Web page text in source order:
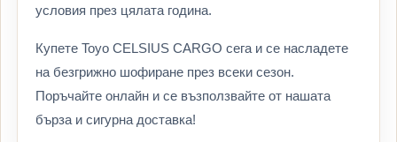
условия през цялата година.
Купете Toyo CELSIUS CARGO сега и се насладете
на безгрижно шофиране през всеки сезон.
Поръчайте онлайн и се възползвайте от нашата
бърза и сигурна доставка!